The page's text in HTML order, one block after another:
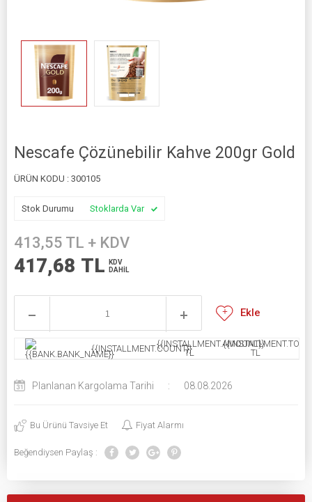
Nescafe Çözünebilir Kahve 200gr Gold
ÜRÜN KODU : 300105
Stok Durumu Stoklarda Var
413,55 TL + KDV
417,68 TL
KDV
DAHİL
Ekle
{{INSTALLMENT.COUNT}}{{INSTALLMENT.AMOUNT}}
TL
TL
Planlanan Kargolama Tarihi : 08.08.2026
Bu Ürünü Tavsiye Et Fiyat Alarmı
Beğendiysen Paylaş :